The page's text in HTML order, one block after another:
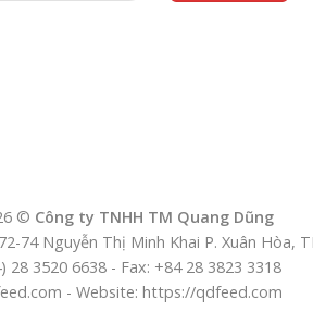
© Công ty TNHH TM Quang Dũng
74 Nguyễn Thị Minh Khai P. Xuân Hòa,
28 3520 6638 - Fax: +84 28 3823 3318
- Website: https://qdfeed.com